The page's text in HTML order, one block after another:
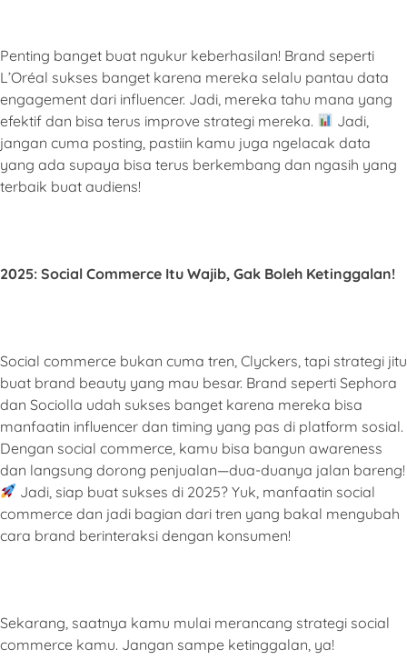
Penting banget buat ngukur keberhasilan! Brand seperti
L’Oréal sukses banget karena mereka selalu pantau data
engagement dari influencer. Jadi, mereka tahu mana yang
efektif dan bisa terus improve strategi mereka.
Jadi,
jangan cuma posting, pastiin kamu juga ngelacak data
yang ada supaya bisa terus berkembang dan ngasih yang
terbaik buat audiens!
2025: Social Commerce Itu Wajib, Gak Boleh Ketinggalan!
Social commerce bukan cuma tren, Clyckers, tapi strategi jitu
buat brand beauty yang mau besar. Brand seperti Sephora
dan Sociolla udah sukses banget karena mereka bisa
manfaatin influencer dan timing yang pas di platform sosial.
Dengan social commerce, kamu bisa bangun awareness
dan langsung dorong penjualan—dua-duanya jalan bareng!
Jadi, siap buat sukses di 2025? Yuk, manfaatin social
commerce dan jadi bagian dari tren yang bakal mengubah
cara brand berinteraksi dengan konsumen!
Sekarang, saatnya kamu mulai merancang strategi social
commerce kamu. Jangan sampe ketinggalan, ya!